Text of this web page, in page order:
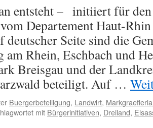
entsteht – initiiert für
Departement Haut-
deutscher Seite sind die
am Rhein, Eschbach und
Breisgau und der
beteiligt. Auf …
Buergerbeteiligung, Landwirt,
mit Bürgerinitiativen, Dreiland,